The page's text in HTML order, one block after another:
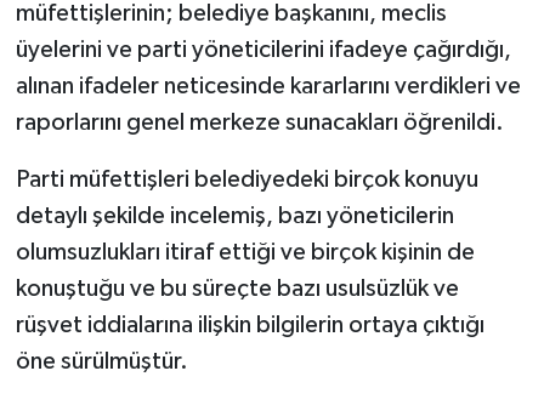
müfettişlerinin; belediye başkanını, meclis
üyelerini ve parti yöneticilerini ifadeye çağırdığı,
alınan ifadeler neticesinde kararlarını verdikleri ve
raporlarını genel merkeze sunacakları öğrenildi.
Parti müfettişleri belediyedeki birçok konuyu
detaylı şekilde incelemiş, bazı yöneticilerin
olumsuzlukları itiraf ettiği ve birçok kişinin de
konuştuğu ve bu süreçte bazı usulsüzlük ve
rüşvet iddialarına ilişkin bilgilerin ortaya çıktığı
öne sürülmüştür.